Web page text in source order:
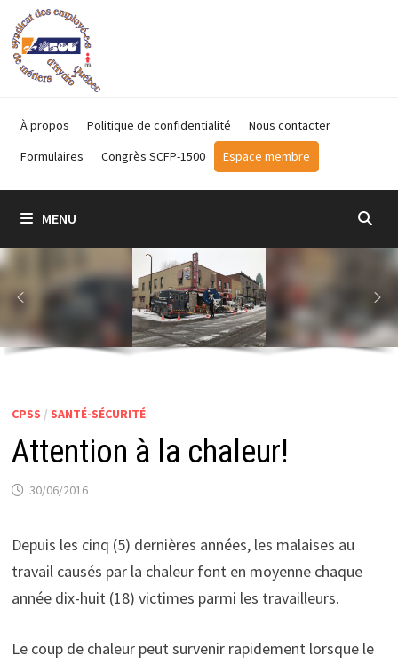
Passer
au
contenu
À propos Politique de confidentialité
Nous contacter
Formulaires
Congrès SCFP-1500 Espace membre
MENU
CPSS / SANTÉ-SÉCURITÉ
Attention à la chaleur!
30/06/2016
Depuis les cinq (5) dernières années, les malaises au
travail causés par la chaleur font en moyenne chaque
année dix-huit (18) victimes parmi les travailleurs.
Le coup de chaleur peut survenir rapidement lorsque le